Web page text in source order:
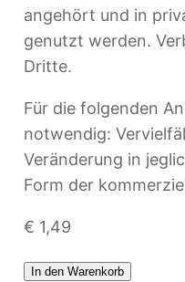
angehört und in
genutzt werden.
Dritte.
Für die folgenden
notwendig:
Veränderung in
Form der
€ 1,49
In den Warenkorb